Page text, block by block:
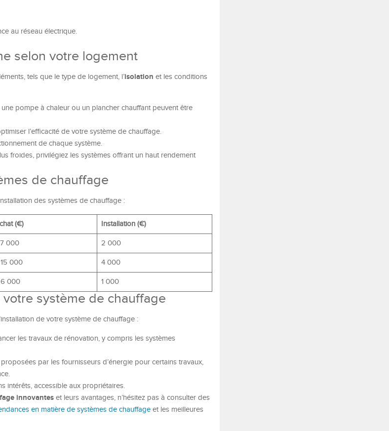
au réseau électrique.
selon votre logement
tels que le type de logement, l’isolation et les conditions
pompe à chaleur ou un plancher chauffant peuvent être
l’efficacité de votre système de chauffage.
de chaque système.
froides, privilégiez les systèmes offrant un haut rendement
de chauffage
des systèmes de chauffage :
(€) Installation (€)
000 2 000
000 4 000
000 1 000
système de chauffage
de votre système de chauffage :
les travaux de rénovation, y compris les systèmes
proposées par les fournisseurs d’énergie pour certains travaux,
intérêts, accessible aux propriétaires.
innovantes et leurs avantages, n’hésitez pas à consulter des
en matière de systèmes de chauffage et les meilleures